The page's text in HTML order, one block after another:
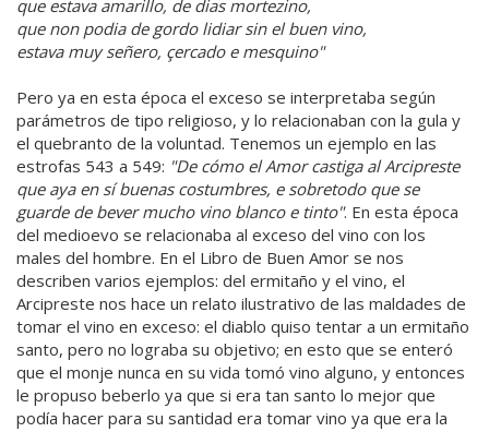
que estava amarillo, de dias mortezino,
que non podia de gordo lidiar sin el buen vino,
estava muy señero, çercado e mesquino"
Pero ya en esta época el exceso se interpretaba según
parámetros de tipo religioso, y lo relacionaban con la gula y
el quebranto de la voluntad. Tenemos un ejemplo en las
estrofas 543 a 549: "De cómo el Amor castiga al Arcipreste
que aya en sí buenas costumbres, e sobretodo que se
guarde de bever mucho vino blanco e tinto". En esta época
del medioevo se relacionaba al exceso del vino con los
males del hombre. En el Libro de Buen Amor se nos
describen varios ejemplos: del ermitaño y el vino, el
Arcipreste nos hace un relato ilustrativo de las maldades de
tomar el vino en exceso: el diablo quiso tentar a un ermitaño
santo, pero no lograba su objetivo; en esto que se enteró
que el monje nunca en su vida tomó vino alguno, y entonces
le propuso beberlo ya que si era tan santo lo mejor que
podía hacer para su santidad era tomar vino ya que era la